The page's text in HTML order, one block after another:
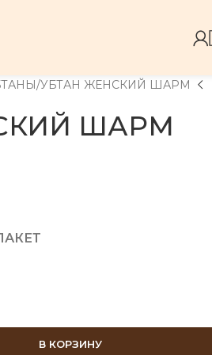
УБТАН ЖЕНСКИЙ ШАРМ
ШАРМ
В КОРЗИНУ